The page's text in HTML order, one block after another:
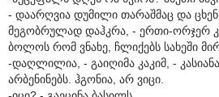
- დაარღვია დუმილი თარაშმაც და
მეგობრულად დაჰკრა, - ერთი-ორჯერ
ბოლოს რომ ვნახე, ჩლიქებს სახეში
-დაღლილია, - გაიღიმა კაკიმ, -
არბენინებს. ჰგონია, არ ვიცი.